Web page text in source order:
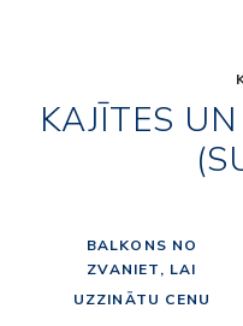
KAJĪTES
BALKONS NO
ZVANIET, LAI
UZZINĀTU CENU